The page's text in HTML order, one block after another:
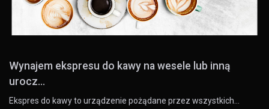
Wynajem ekspresu do kawy na wesele lub inną
urocz...
Ekspres do kawy to urządzenie pożądane przez wszystkich…